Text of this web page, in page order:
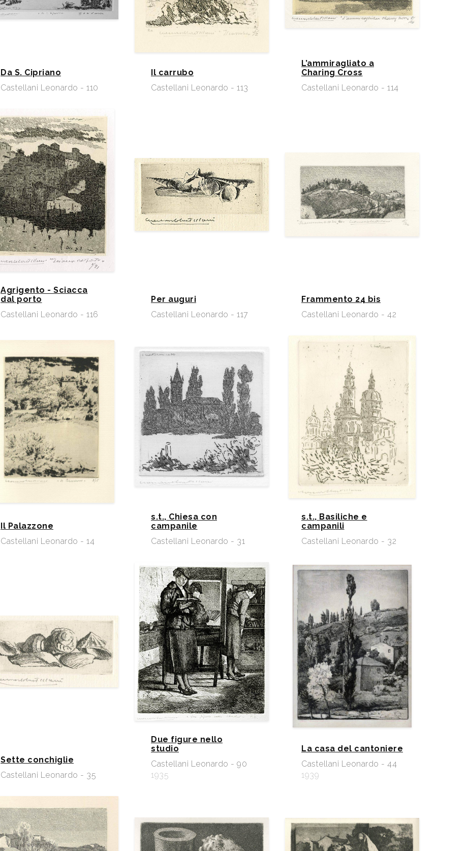
Da S. Cipriano
Castellani Leonardo - 110
Il carrubo
Castellani Leonardo - 113
L’ammiragliato a
Charing Cross
Castellani Leonardo - 114
Agrigento - Sciacca
dal porto
Castellani Leonardo - 116
Per auguri
Castellani Leonardo - 117
Frammento 24 bis
Castellani Leonardo - 42
Il Palazzone
Castellani Leonardo - 14
s.t., Chiesa con
campanile
Castellani Leonardo - 31
s.t., Basiliche e
campanili
Castellani Leonardo - 32
Sette conchiglie
Castellani Leonardo - 35
Due figure nello
studio
Castellani Leonardo - 90
1935
La casa del cantoniere
Castellani Leonardo - 44
1939